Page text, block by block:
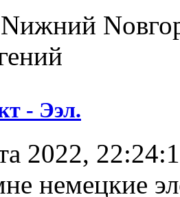
- Ээл.
2022,
немецкие